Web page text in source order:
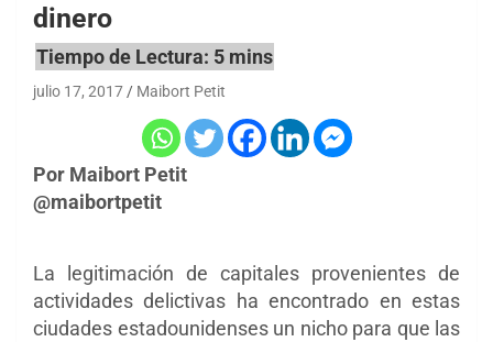
dinero
julio 17, 2017 Maibort Petit
Por Maibort Petit
@maibortpetit
La legitimación de capitales provenientes de
actividades delictivas ha encontrado en estas
ciudades estadounidenses un nicho para que las